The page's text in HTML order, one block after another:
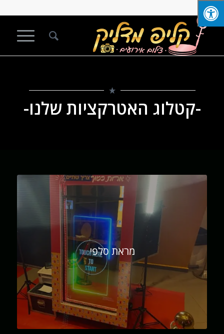
-קטלוג האטרקציות שלנו-
מראת סלפי